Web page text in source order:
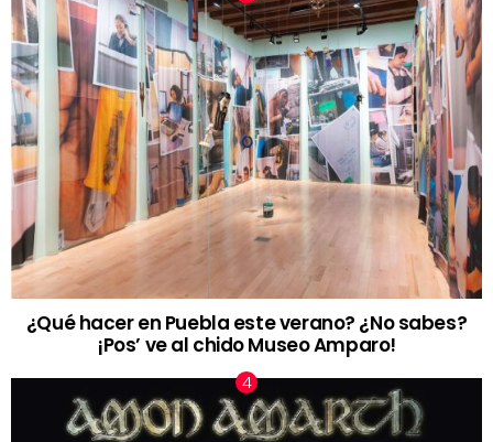
¿Qué hacer en Puebla este verano? ¿No sabes?
¡Pos’ ve al chido Museo Amparo!